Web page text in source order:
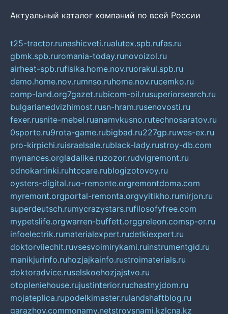
Актуальный каталог компаний по всей России
t25-tractor.runashicveti.rualutex.spb.rufas.ru
gbmk.spb.ruromania-today.runovoizol.ru
airheat-spb.rufisika.home.nov.ruorakul.spb.ru
demo.home.nov.rumnso.ruhome.nov.rucemko.ru
comp-land.org7gazet.rubicom-oil.rusuperiorsearch.ru
bulgarianedvizhimost.rusn-hram.rusenovosti.ru
fexer.rusnite-mebel.ruanamvkusno.rutechnosaratov.ru
0sporte.ru9rota-game.rubigbad.ru227gp.ruwes-ex.ru
pro-kirpichi.ruisraelsale.rublack-lady.rustroy-db.com
mynances.orgladalike.ruzozor.rudvigremont.ru
odnokartinki.ruhtccare.rublogizotovoy.ru
oysters-digital.ruo-remonte.orgremontdoma.com
myremont.orgportal-remonta.orgvyitikho.rumirjon.ru
superdeutsch.rumycrazystars.rufilosofyfree.com
mypetslife.orgwarren-buffett.orggreleon.comsp-or.ru
infoelectrik.rumaterialexpert.rudetkiexpert.ru
doktorvilechit.ruvsesvoimirykami.ruinstrumentgid.ru
manikjurinfo.ruhozjajkainfo.rustroimaterials.ru
doktoradvice.ruselskoehozjajstvo.ru
otopleniehouse.rujustinterior.ruchastnyjdom.ru
mojateplica.rupodelkimaster.rulandshaftblog.ru
garazhov.commonamy.netstroysnami.kzlcna.kz